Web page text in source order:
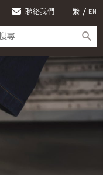
繁 EN
聯絡我們